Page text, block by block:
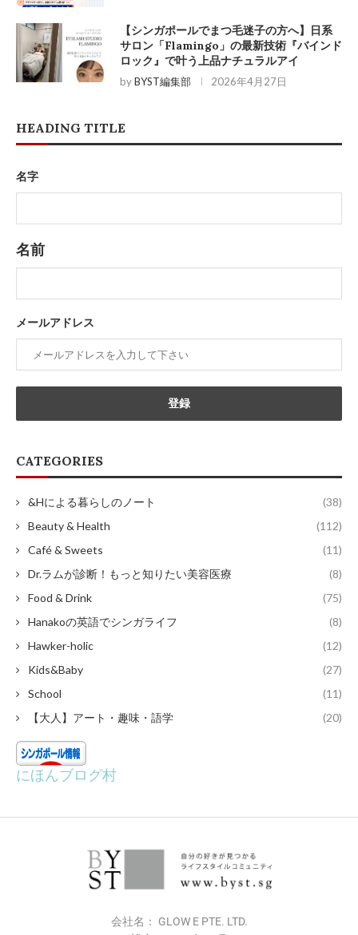
【シンガポールでまつ毛迷子の方へ】日系
サロン「Flamingo」の最新技術『バインド
ロック』で叶う上品ナチュラルアイ
byBYST編集部 2026年4月27日
HEADING TITLE
名字
名前
メールアドレス
CATEGORIES
&Hによる暮らしのノート
(38)
Beauty & Health
(112)
Café & Sweets
(11)
Dr.ラムが診断！もっと知りたい美容医療
(8)
Food & Drink
(75)
Hanakoの英語でシンガライフ
(8)
Hawker-holic
(12)
Kids&Baby
(27)
School
(11)
【大人】アート・趣味・語学
(20)
にほんブログ村
会社名： GLOW E PTE. LTD.